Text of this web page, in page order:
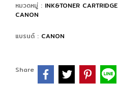
หมวดหมู่ : INK&TONER CARTRIDGE
CANON
แบรนด์ : CANON
Share